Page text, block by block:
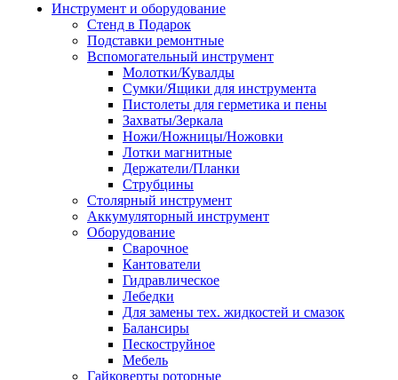
Инструмент и оборудование
Стенд в Подарок
Подставки ремонтные
Вспомогательный инструмент
Молотки/Кувалды
Сумки/Ящики для инструмента
Пистолеты для герметика и пены
Захваты/Зеркала
Ножи/Ножницы/Ножовки
Лотки магнитные
Держатели/Планки
Струбцины
Столярный инструмент
Аккумуляторный инструмент
Оборудование
Сварочное
Кантователи
Гидравлическое
Лебедки
Для замены тех. жидкостей и смазок
Балансиры
Пескоструйное
Мебель
Гайковерты роторные